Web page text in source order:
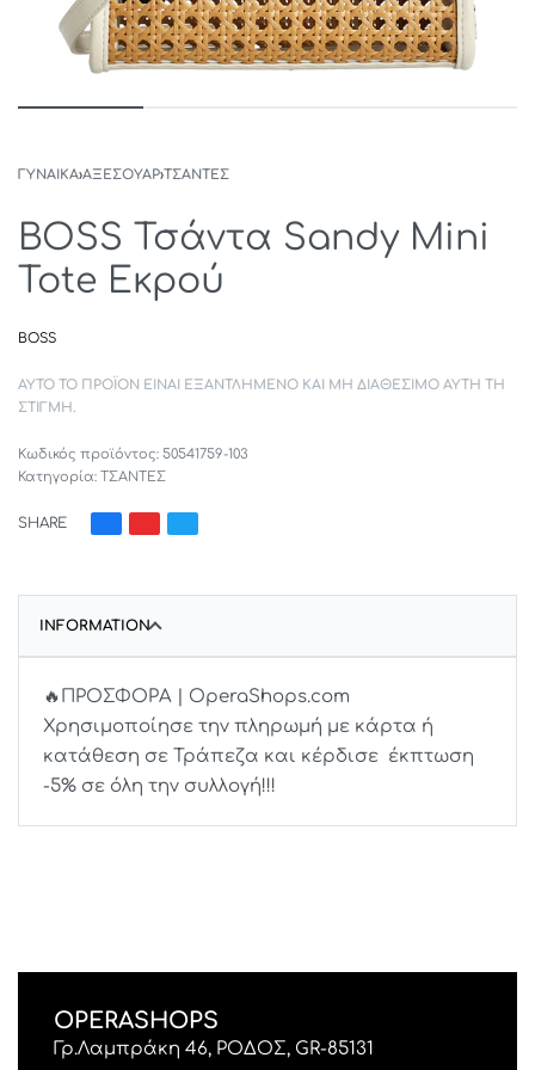
ΓΥΝΑΙΚΑ›ΑΞΕΣΟΥΑΡ›ΤΣΑΝΤΕΣ
BOSS Τσάντα Sandy Mini
Tote Εκρού
BOSS
ΑΥΤΌ ΤΟ ΠΡΟΪΌΝ ΕΊΝΑΙ ΕΞΑΝΤΛΗΜΈΝΟ ΚΑΙ ΜΗ ΔΙΑΘΈΣΙΜΟ ΑΥΤΉ ΤΗ
ΣΤΙΓΜΉ.
50541759-103
Κατηγορία: ΤΣΑΝΤΕΣ
SHARE
INFORMATION
🔥ΠΡΟΣΦΟΡΑ | OperaShops.com
Χρησιμοποίησε την πληρωμή με κάρτα ή
κατάθεση σε Τράπεζα και κέρδισε έκπτωση
-5% σε όλη την συλλογή!!!
OPERASHOPS
Γρ.Λαμπράκη 46, ΡΟΔΟΣ, GR-85131